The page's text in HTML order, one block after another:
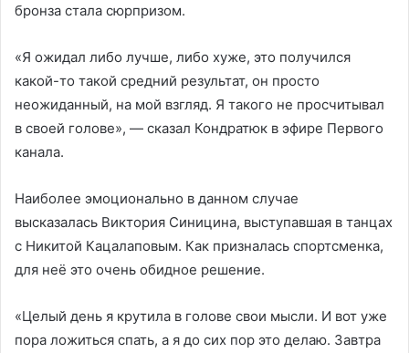
бронза стала сюрпризом.
«Я ожидал либо лучше, либо хуже, это получился
какой-то такой средний результат, он просто
неожиданный, на мой взгляд. Я такого не просчитывал
в своей голове», — сказал Кондратюк в эфире Первого
канала.
Наиболее эмоционально в данном случае
высказалась Виктория Синицина, выступавшая в танцах
с Никитой Кацалаповым. Как призналась спортсменка,
для неё это очень обидное решение.
«Целый день я крутила в голове свои мысли. И вот уже
пора ложиться спать, а я до сих пор это делаю. Завтра